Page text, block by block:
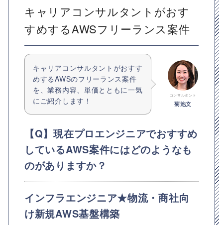
キャリアコンサルタントがおす
すめするAWSフリーランス案件
キャリアコンサルタントがおすす
めするAWSのフリーランス案件
を、業務内容、単価とともに一気
にご紹介します！
コンサルタント
菊池文
【Q】現在プロエンジニアでおすすめ
しているAWS案件にはどのようなも
のがありますか？
インフラエンジニア★物流・商社向
け新規AWS基盤構築